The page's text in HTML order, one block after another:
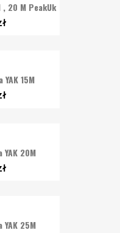
20 M PeakUk
15M
20M
25M